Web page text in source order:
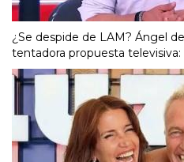
¿Se despide de LAM? Ángel
tentadora propuesta